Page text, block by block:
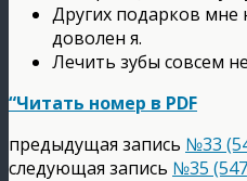
Других подарков мне
доволен я.
Лечить зубы совсем
“Читать номер в PDF
предыдущая запись №33
следующая запись №35